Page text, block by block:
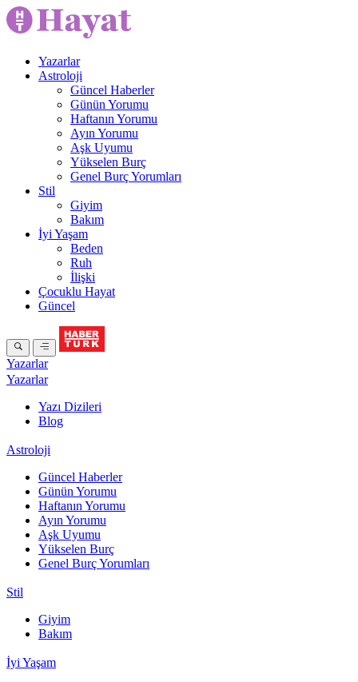
Yazarlar
Astroloji
Güncel Haberler
Günün Yorumu
Haftanın Yorumu
Ayın Yorumu
Aşk Uyumu
Yükselen Burç
Genel Burç Yorumları
Stil
Giyim
Bakım
İyi Yaşam
Beden
Ruh
İlişki
Çocuklu Hayat
Güncel
Yazarlar
Yazarlar
Yazı Dizileri
Blog
Astroloji
Güncel Haberler
Günün Yorumu
Haftanın Yorumu
Ayın Yorumu
Aşk Uyumu
Yükselen Burç
Genel Burç Yorumları
Stil
Giyim
Bakım
İyi Yaşam